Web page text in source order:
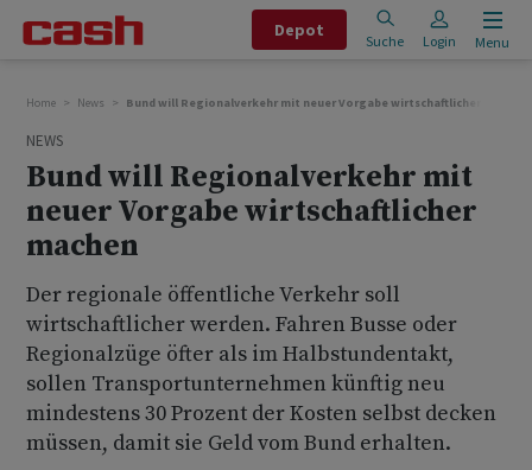
Depot
Suche Login Menu
Home News Bund will Regionalverkehr mit neuer Vorgabe wirtschaftlicher machen
NEWS
Bund will Regionalverkehr mit
neuer Vorgabe wirtschaftlicher
machen
Der regionale öffentliche Verkehr soll
wirtschaftlicher werden. Fahren Busse oder
Regionalzüge öfter als im Halbstundentakt,
sollen Transportunternehmen künftig neu
mindestens 30 Prozent der Kosten selbst decken
müssen, damit sie Geld vom Bund erhalten.